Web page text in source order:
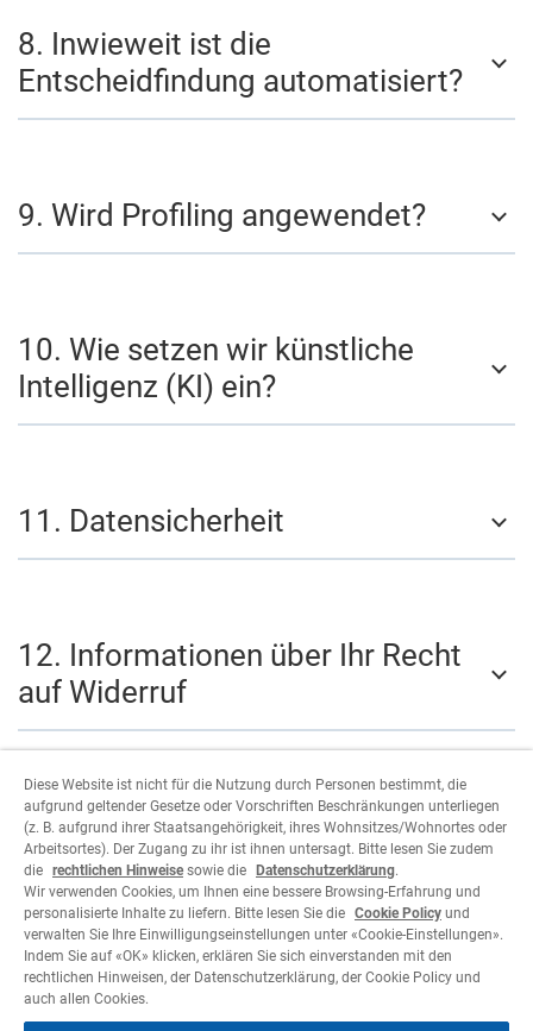
8. Inwieweit ist die
Entscheidfindung automatisiert?
9. Wird Profiling angewendet?
10. Wie setzen wir künstliche
Intelligenz (KI) ein?
11. Datensicherheit
12. Informationen über Ihr Recht
auf Widerruf
13. Wer ist verantwortlich für die
Datenverarbeitung und an wen
kann ich mich wenden?
Diese Website ist nicht für die Nutzung durch Personen bestimmt, die
aufgrund geltender Gesetze oder Vorschriften Beschränkungen unterliegen
(z. B. aufgrund ihrer Staatsangehörigkeit, ihres Wohnsitzes/Wohnortes oder
Arbeitsortes). Der Zugang zu ihr ist ihnen untersagt. Bitte lesen Sie zudem
die rechtlichen Hinweisesowie die Datenschutzerklärung.
Wir verwenden Cookies, um Ihnen eine bessere Browsing-Erfahrung und
personalisierte Inhalte zu liefern. Bitte lesen Sie die Cookie Policy und
verwalten Sie Ihre Einwilligungseinstellungen unter «Cookie-Einstellungen».
Indem Sie auf «OK» klicken, erklären Sie sich einverstanden mit den
rechtlichen Hinweisen, der Datenschutzerklärung, der Cookie Policy und
auch allen Cookies.